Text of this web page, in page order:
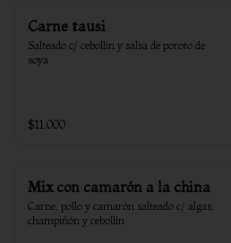
Carne tausi
Salteado c/ cebollin y salsa de poroto de
soya
$11.000
Mix con camarón a la china
Carne, pollo y camarón salteado c/ algas,
champiñón y cebollín